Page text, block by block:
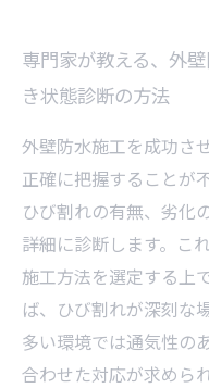
専門家が教える、外
き状態診断の方法
外壁防水施工を成功さ
正確に把握することが
ひび割れの有無、劣化
詳細に診断します。こ
施工方法を選定する上
ば、ひび割れが深刻な
多い環境では通気性の
合わせた対応が求めら